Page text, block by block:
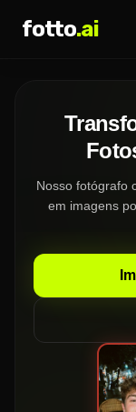
fotto.ai
Nosso fotógrafo
em imagens